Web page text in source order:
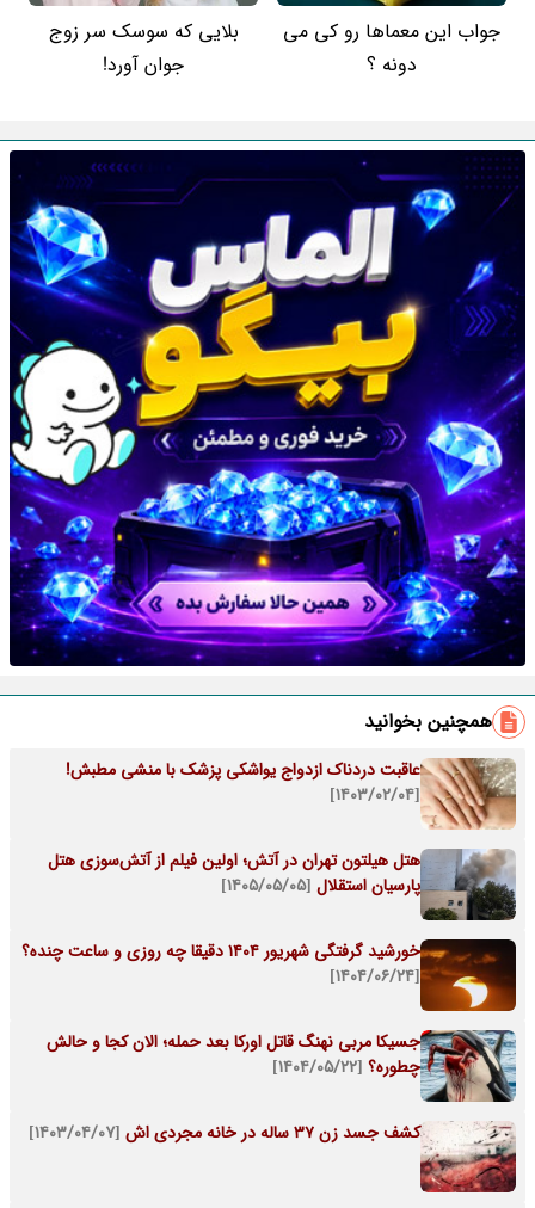
جواب این معماها رو کی می
دونه ؟
بلایی که سوسک سر زوج
جوان آورد!
همچنین بخوانید
عاقبت دردناک ازدواج یواشکی پزشک با منشی مطبش!
[۱۴۰۳/۰۲/۰۴]
هتل هیلتون تهران در آتش؛ اولین فیلم از آتش‌سوزی هتل
پارسیان استقلال [۱۴۰۵/۰۵/۰۵]
خورشید گرفتگی شهریور ۱۴۰۴ دقیقا چه روزی و ساعت چنده؟
[۱۴۰۴/۰۶/۲۴]
جسیکا مربی نهنگ قاتل اورکا بعد حمله؛ الان کجا و حالش
چطوره؟ [۱۴۰۴/۰۵/۲۲]
کشف جسد زن 37 ساله در خانه مجردی اش [۱۴۰۳/۰۴/۰۷]